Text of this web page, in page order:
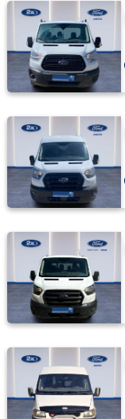
S
330 S
KAMYONET
330S
KAMYONET
350
ED
350
ED
VAN
350
350 L
DURATORQ
ÇİFT KABİN
350
LF
350
350
M
ÇİFT